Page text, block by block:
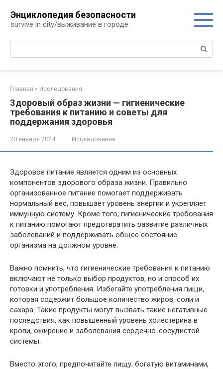
контенту
Энциклопедия безопасности
survive in city/выживание в городе
Поиск:
Главная » Исследования
Здоровый образ жизни — гигиенические
требования к питанию и советы для
поддержания здоровья
20 января 2024 Исследования
Здоровое питание является одним из основных
компонентов здорового образа жизни. Правильно
организованное питание помогает поддерживать
нормальный вес, повышает уровень энергии и укрепляет
иммунную систему. Кроме того, гигиенические требования
к питанию помогают предотвратить развитие различных
заболеваний и поддерживать общее состояние
организма на должном уровне.
Важно помнить, что гигиенические требования к питанию
включают не только выбор продуктов, но и способ их
готовки и употребления. Избегайте употребления пищи,
которая содержит большое количество жиров, соли и
сахара. Такие продукты могут вызвать такие негативные
последствия, как повышенный уровень холестерина в
крови, ожирение и заболевания сердечно-сосудистой
системы.
Вместо этого, предпочитайте пищу, богатую витаминами,